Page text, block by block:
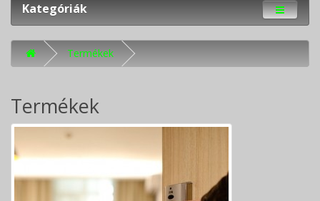
Kategóriák
Termékek
Termékek